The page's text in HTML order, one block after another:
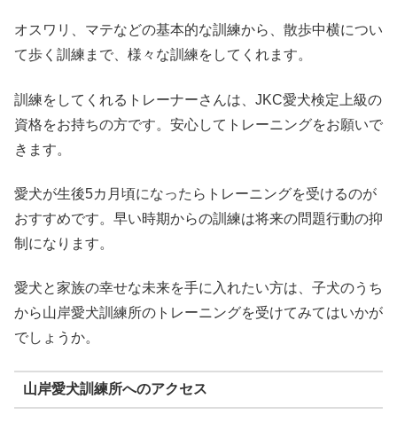
オスワリ、マテなどの基本的な訓練から、散歩中横につい
て歩く訓練まで、様々な訓練をしてくれます。
訓練をしてくれるトレーナーさんは、JKC愛犬検定上級の
資格をお持ちの方です。安心してトレーニングをお願いで
きます。
愛犬が生後5カ月頃になったらトレーニングを受けるのが
おすすめです。早い時期からの訓練は将来の問題行動の抑
制になります。
愛犬と家族の幸せな未来を手に入れたい方は、子犬のうち
から山岸愛犬訓練所のトレーニングを受けてみてはいかが
でしょうか。
山岸愛犬訓練所へのアクセス